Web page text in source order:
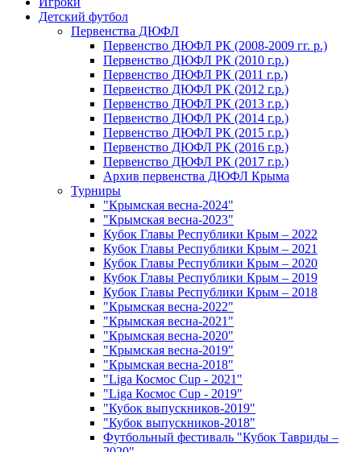
Детский футбол
Первенства ДЮФЛ
Первенство ДЮФЛ РК (2008-2009 гг. р.)
Первенство ДЮФЛ РК (2010 г.р.)
Первенство ДЮФЛ РК (2011 г.р.)
Первенство ДЮФЛ РК (2012 г.р.)
Первенство ДЮФЛ РК (2013 г.р.)
Первенство ДЮФЛ РК (2014 г.р.)
Первенство ДЮФЛ РК (2015 г.р.)
Первенство ДЮФЛ РК (2016 г.р.)
Первенство ДЮФЛ РК (2017 г.р.)
Архив первенства ДЮФЛ Крыма
Турниры
"Крымская весна-2024"
"Крымская весна-2023"
Кубок Главы Республики Крым – 2022
Кубок Главы Республики Крым – 2021
Кубок Главы Республики Крым – 2020
Кубок Главы Республики Крым – 2019
Кубок Главы Республики Крым – 2018
"Крымская весна-2022"
"Крымская весна-2021"
"Крымская весна-2020"
"Крымская весна-2019"
"Крымская весна-2018"
"Liga Космос Cup - 2021"
"Liga Космос Cup - 2019"
"Кубок выпускников-2019"
"Кубок выпускников-2018"
Футбольный фестиваль "Кубок Тавриды –